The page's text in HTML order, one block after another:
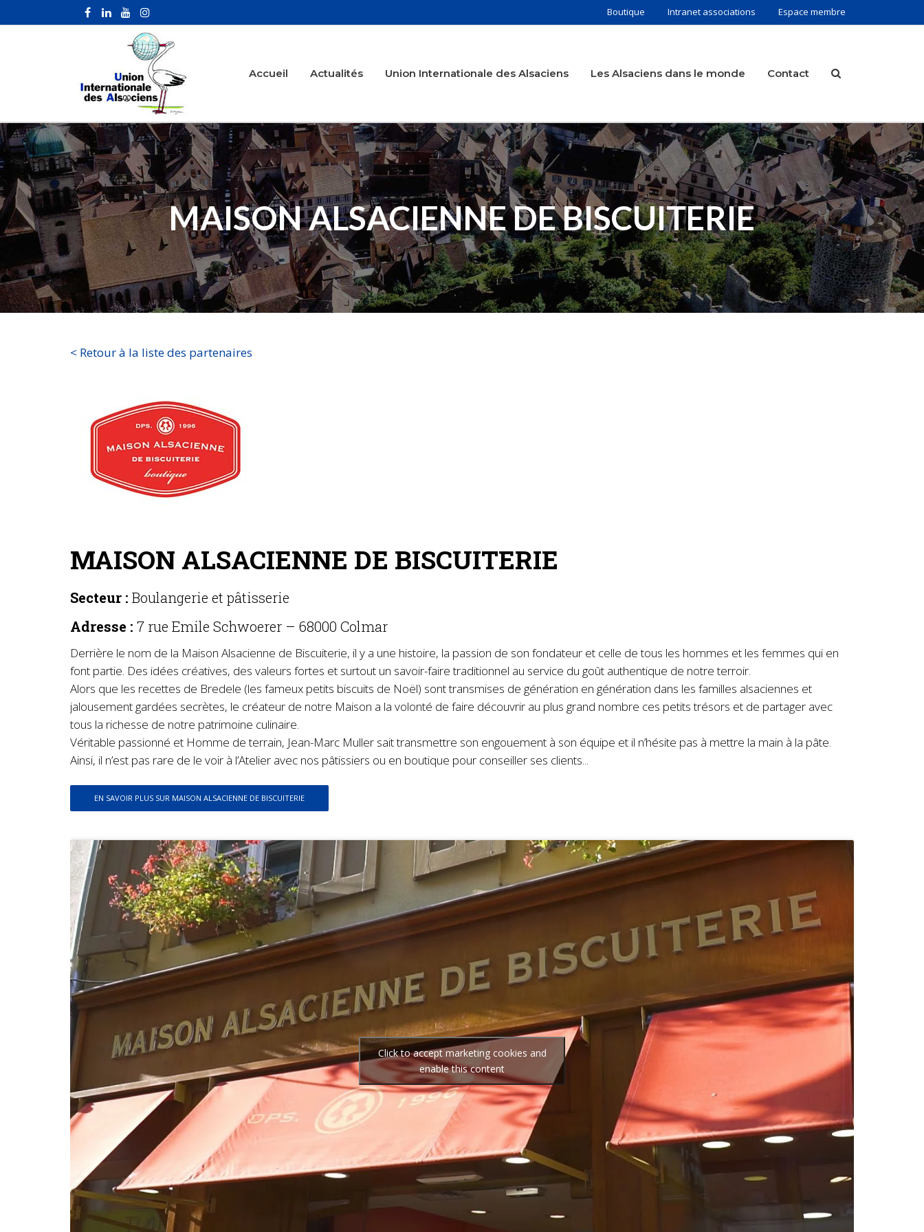
Boutique Intranet associations Espace membre
Accueil Actualités Union Internationale des Alsaciens Les Alsaciens dans le monde Contact
MAISON ALSACIENNE DE BISCUITERIE
< Retour à la liste des partenaires
MAISON ALSACIENNE DE BISCUITERIE
Secteur : Boulangerie et pâtisserie
Adresse : 7 rue Emile Schwoerer – 68000 Colmar
Derrière le nom de la Maison Alsacienne de Biscuiterie, il y a une histoire, la passion de son fondateur et celle de tous les hommes et les femmes qui en
font partie. Des idées créatives, des valeurs fortes et surtout un savoir-faire traditionnel au service du goût authentique de notre terroir.
Alors que les recettes de Bredele (les fameux petits biscuits de Noël) sont transmises de génération en génération dans les familles alsaciennes et
jalousement gardées secrètes, le créateur de notre Maison a la volonté de faire découvrir au plus grand nombre ces petits trésors et de partager avec
tous la richesse de notre patrimoine culinaire.
Véritable passionné et Homme de terrain, Jean-Marc Muller sait transmettre son engouement à son équipe et il n’hésite pas à mettre la main à la pâte.
Ainsi, il n’est pas rare de le voir à l’Atelier avec nos pâtissiers ou en boutique pour conseiller ses clients...
EN SAVOIR PLUS SUR MAISON ALSACIENNE DE BISCUITERIE
Click to accept marketing cookies and
enable this content